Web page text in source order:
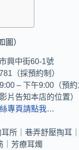
圖）
興中街60-1號
（採預約制）
– 下午9:00（預
片告知本店的位置）
專頁請點我…